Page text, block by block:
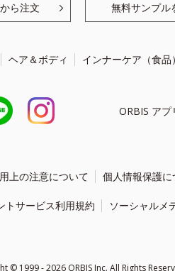
ら注文 無料サンプル
ヘア＆ボディ インナーケア（食品）
ORBIS アプ
上の注意について 個人情報保護に
トサービス利用規約 ソーシャルメ
© 1999 - 2026 ORBIS Inc. All Rights